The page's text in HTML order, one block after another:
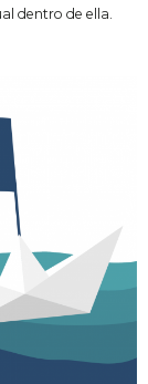
dentro de ella.